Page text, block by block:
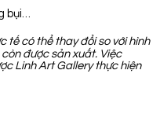
bụi…
tế có thể thay đổi so với hình
được sản xuất. Việc
Linh Art Gallery thực hiện